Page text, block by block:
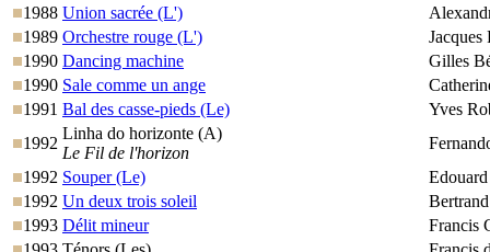
1988 Union sacrée (L')
1989 Orchestre rouge (L')
1990 Dancing machine
Gilles
1990 Sale comme un ange
1991 Bal des casse-pieds (Le)
Yves
1992
Linha do horizonte (A)
Le Fil de l'horizon
1992 Souper (Le)
1992 Un deux trois soleil
1993 Délit mineur
Francis